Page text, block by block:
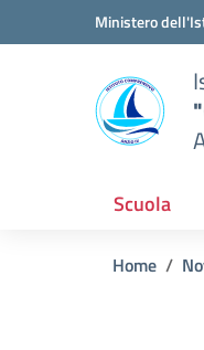
Vai ai contenuti
Vai al menu di navigazione
Ministero
Scuola
Home